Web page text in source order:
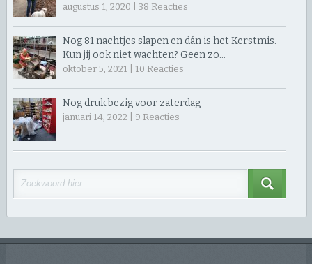
augustus 1, 2020 | 38 Reacties
Nog 81 nachtjes slapen en dán is het Kerstmis.
Kun jij ook niet wachten? Geen zo…
oktober 5, 2021 | 10 Reacties
Nog druk bezig voor zaterdag
januari 14, 2022 | 9 Reacties